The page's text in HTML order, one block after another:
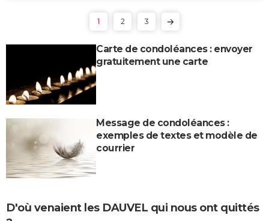
1 2 3
Carte de condoléances : envoyer
gratuitement une carte
Message de condoléances :
exemples de textes et modèle de
courrier
D'où venaient les DAUVEL qui nous ont quittés